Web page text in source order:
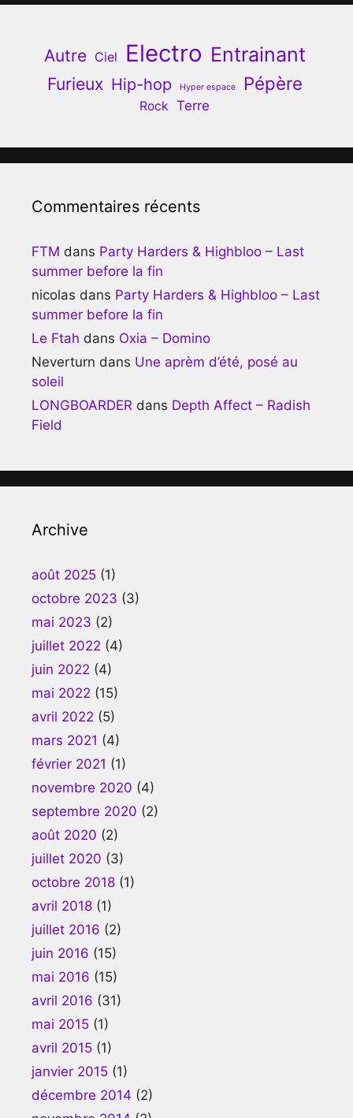
Autre Ciel Electro Entrainant
Furieux Hip-hop Hyper espace Pépère
Rock Terre
Commentaires récents
FTM dans Party Harders & Highbloo – Last
summer before la fin
nicolas dans Party Harders & Highbloo – Last
summer before la fin
Le Ftah dans Oxia – Domino
Neverturn dans Une aprèm d’été, posé au
soleil
LONGBOARDER dans Depth Affect – Radish
Field
Archive
août 2025 (1)
octobre 2023 (3)
mai 2023 (2)
juillet 2022 (4)
juin 2022 (4)
mai 2022 (15)
avril 2022 (5)
mars 2021 (4)
février 2021 (1)
novembre 2020 (4)
septembre 2020 (2)
août 2020 (2)
juillet 2020 (3)
octobre 2018 (1)
avril 2018 (1)
juillet 2016 (2)
juin 2016 (15)
mai 2016 (15)
avril 2016 (31)
mai 2015 (1)
avril 2015 (1)
janvier 2015 (1)
décembre 2014 (2)